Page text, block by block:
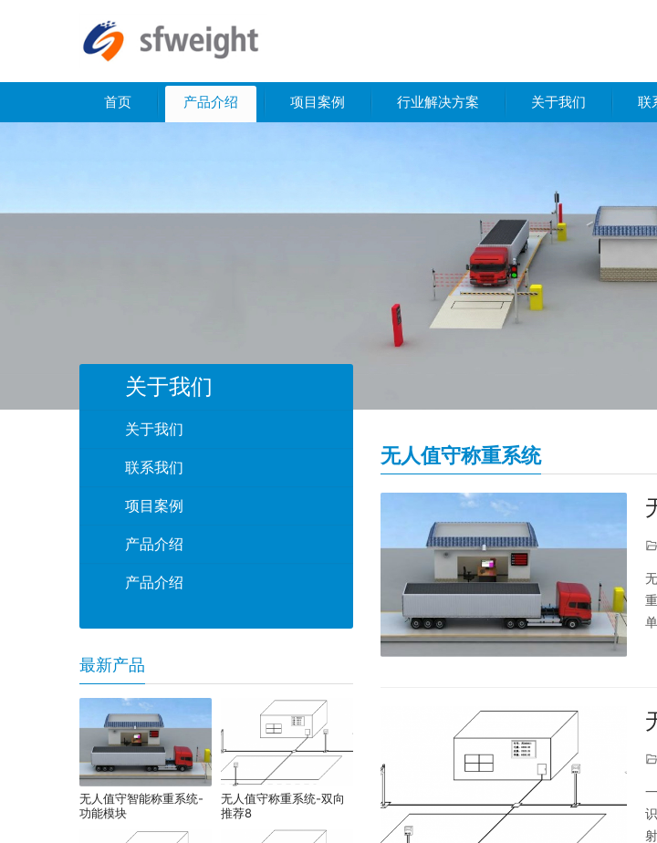
首页 产品介绍 项目案例 行业解决方案 关于我们 联
无人值守称重系统
关于我们
关于我们
联系我们
项目案例
产品介绍
产品介绍
最新产品
无人值守智能称重系统-
功能模块
无人值守称重系统-双向
推荐8